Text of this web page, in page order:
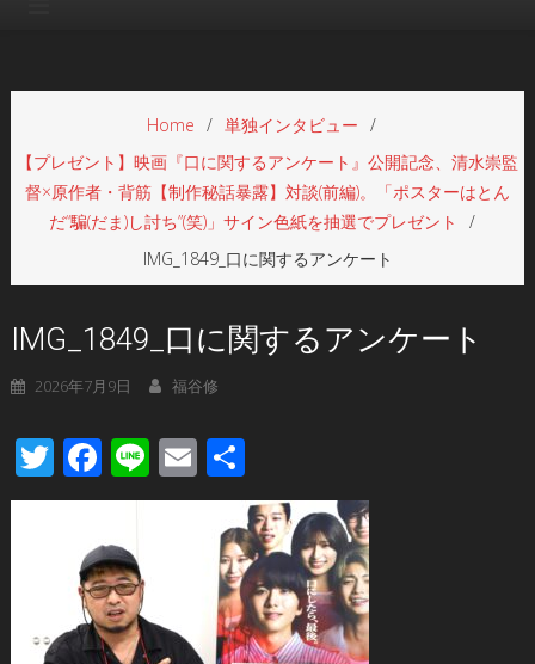
Home
単独インタビュー
【プレゼント】映画『口に関するアンケート』公開記念、清水崇監
督×原作者・背筋【制作秘話暴露】対談(前編)。「ポスターはとん
だ“騙(だま)し討ち”(笑)」サイン色紙を抽選でプレゼント
IMG_1849_口に関するアンケート
IMG_1849_口に関するアンケート
2026年7月9日 福谷修
TwitterFacebook
LineEmail
有